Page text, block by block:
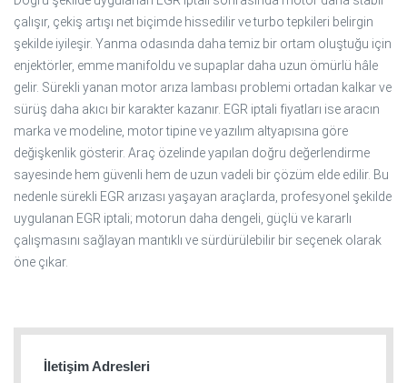
çalışır, çekiş artışı net biçimde hissedilir ve turbo tepkileri belirgin
şekilde iyileşir. Yanma odasında daha temiz bir ortam oluştuğu için
enjektörler, emme manifoldu ve supaplar daha uzun ömürlü hâle
gelir. Sürekli yanan motor arıza lambası problemi ortadan kalkar ve
sürüş daha akıcı bir karakter kazanır. EGR iptali fiyatları ise aracın
marka ve modeline, motor tipine ve yazılım altyapısına göre
değişkenlik gösterir. Araç özelinde yapılan doğru değerlendirme
sayesinde hem güvenli hem de uzun vadeli bir çözüm elde edilir. Bu
nedenle sürekli EGR arızası yaşayan araçlarda, profesyonel şekilde
uygulanan EGR iptali; motorun daha dengeli, güçlü ve kararlı
çalışmasını sağlayan mantıklı ve sürdürülebilir bir seçenek olarak
öne çıkar.
İletişim Adresleri